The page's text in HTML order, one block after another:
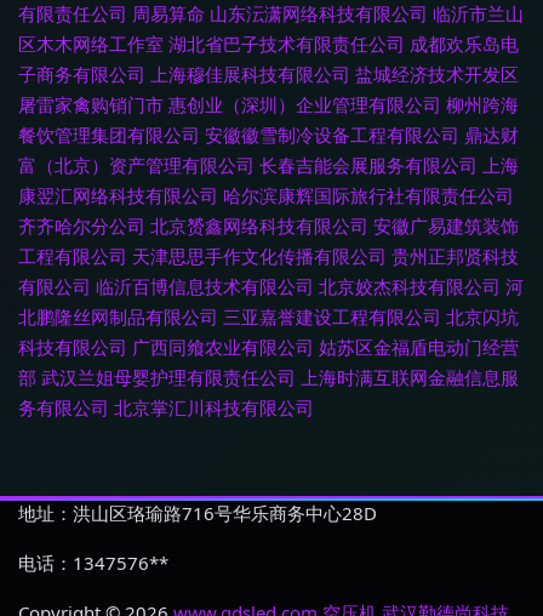
有限责任公司 周易算命 山东沄潇网络科技有限公司 临沂市兰山
区木木网络工作室 湖北省巴子技术有限责任公司 成都欢乐岛电
子商务有限公司 上海穆佳展科技有限公司 盐城经济技术开发区
屠雷家禽购销门市 惠创业（深圳）企业管理有限公司 柳州跨海
餐饮管理集团有限公司 安徽徽雪制冷设备工程有限公司 鼎达财
富（北京）资产管理有限公司 长春吉能会展服务有限公司 上海
康翌汇网络科技有限公司 哈尔滨康辉国际旅行社有限责任公司
齐齐哈尔分公司 北京赟鑫网络科技有限公司 安徽广易建筑装饰
工程有限公司 天津思思手作文化传播有限公司 贵州正邦贤科技
有限公司 临沂百博信息技术有限公司 北京姣杰科技有限公司 河
北鹏隆丝网制品有限公司 三亚嘉誉建设工程有限公司 北京闪坑
科技有限公司 广西同飨农业有限公司 姑苏区金福盾电动门经营
部 武汉兰姐母婴护理有限责任公司 上海时满互联网金融信息服
务有限公司 北京掌汇川科技有限公司
地址：洪山区珞瑜路716号华乐商务中心28D
电话：1347576**